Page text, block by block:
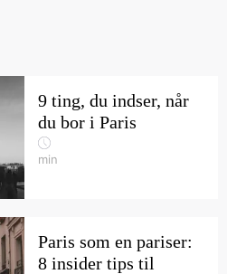
9 ting, du indser, når
du bor i Paris
min
Paris som en pariser:
8 insider tips til